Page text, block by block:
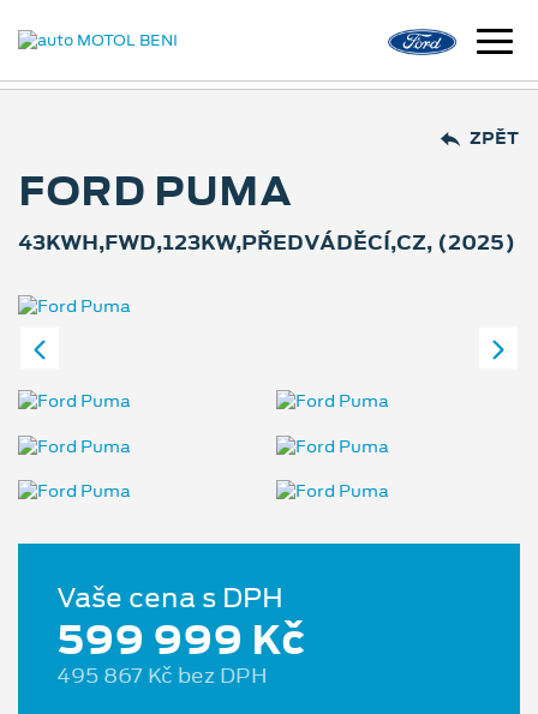
ZPĚT
FORD PUMA
43KWH,FWD,123KW,PŘEDVÁDĚCÍ,CZ, (2025)
Vaše cena s DPH
599 999 Kč
495 867 Kč bez DPH